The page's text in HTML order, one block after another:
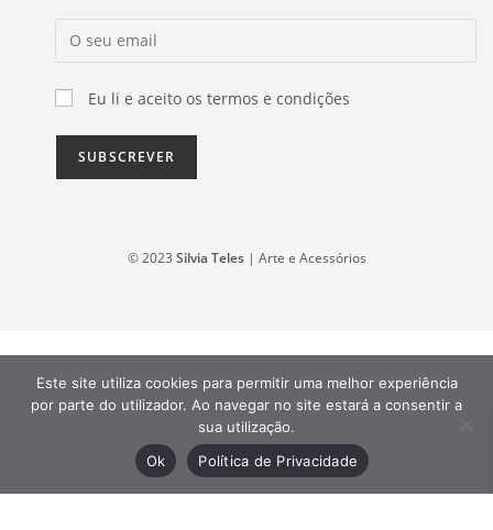
Eu li e aceito os termos e condições
© 2023 Silvia Teles| Arte e Acessórios
Este site utiliza cookies para permitir uma melhor experiência
por parte do utilizador. Ao navegar no site estará a consentir a
sua utilização.
Ok
Política de Privacidade